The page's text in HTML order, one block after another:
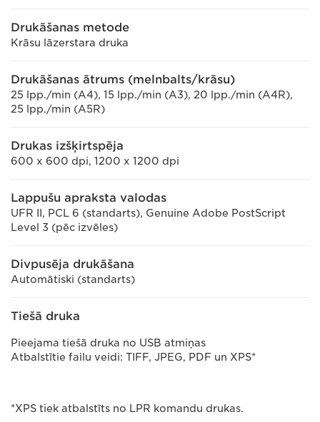
Drukāšanas metode
Krāsu lāzerstara druka
Drukāšanas ātrums (melnbalts/krāsu)
25 lpp./min (A4), 15 lpp./min (A3), 20 lpp./min (A4R),
25 lpp./min (A5R)
Drukas izšķirtspēja
600 x 600 dpi, 1200 x 1200 dpi
Lappušu apraksta valodas
UFR II, PCL 6 (standarts), Genuine Adobe PostScript
Level 3 (pēc izvēles)
Divpusēja drukāšana
Automātiski (standarts)
Tiešā druka
Pieejama tiešā druka no USB atmiņas
Atbalstītie failu veidi: TIFF, JPEG, PDF un XPS*
*XPS tiek atbalstīts no LPR komandu drukas.